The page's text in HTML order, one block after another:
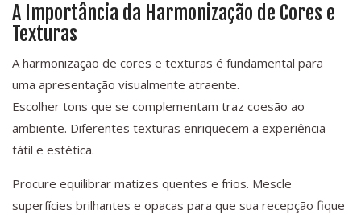
A Importância da Harmonização de Cores e
Texturas
A harmonização de cores e texturas é fundamental para
uma apresentação visualmente atraente.
Escolher tons que se complementam traz coesão ao
ambiente. Diferentes texturas enriquecem a experiência
tátil e estética.
Procure equilibrar matizes quentes e frios. Mescle
superfícies brilhantes e opacas para que sua recepção fique